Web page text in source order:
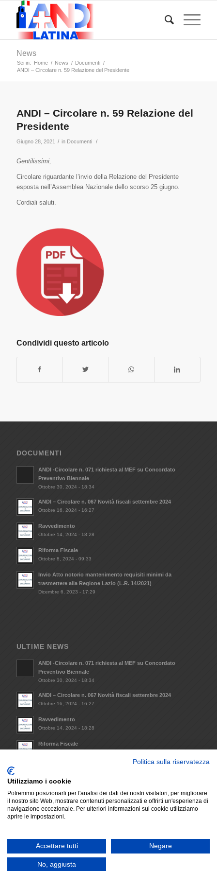
News
Sei in: Home / News / Documenti /
ANDI – Circolare n. 59 Relazione del Presidente
ANDI – Circolare n. 59 Relazione del
Presidente
Giugno 28, 2021 / in Documenti /
Gentilissimi,
Circolare riguardante l’invio della Relazione del Presidente
esposta nell’Assemblea Nazionale dello scorso 25 giugno.
Cordiali saluti.
Condividi questo articolo
DOCUMENTI
ANDI -Circolare n. 071 richiesta al MEF su Concordato
Preventivo Biennale
Ottobre 30, 2024 - 18:34
ANDI – Circolare n. 067 Novità fiscali settembre 2024
Ottobre 16, 2024 - 16:27
Ravvedimento
Ottobre 14, 2024 - 18:28
Riforma Fiscale
Ottobre 8, 2024 - 09:33
Invio Atto notorio mantenimento requisiti minimi da
trasmettere alla Regione Lazio (L.R. 14/2021)
Dicembre 6, 2023 - 17:29
ULTIME NEWS
ANDI -Circolare n. 071 richiesta al MEF su Concordato
Preventivo Biennale
Ottobre 30, 2024 - 18:34
ANDI – Circolare n. 067 Novità fiscali settembre 2024
Ottobre 16, 2024 - 16:27
Ravvedimento
Ottobre 14, 2024 - 18:28
Riforma Fiscale
Dicembre 6, 2023 - 17:29
© Copyright - A.N.D.I. SEZIONE PROVINCIALE DI LATINA | P.IVA: P.IVA
02722230592 |Development We Blink Design-Enfold WordPress Theme by
Politica sulla riservatezza
Utilizziamo i cookie
Potremmo posizionarli per l'analisi dei dati dei nostri visitatori, per migliorare
il nostro sito Web, mostrare contenuti personalizzati e offrirti un'esperienza di
navigazione eccezionale. Per ulteriori informazioni sui cookie utilizziamo
aprire le impostazioni.
Accettare tutti Negare
No, aggiusta